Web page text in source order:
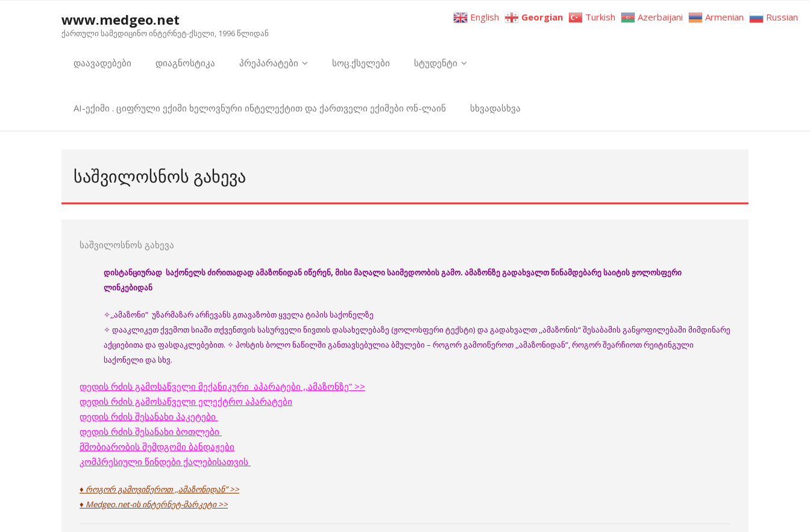
www.medgeo.net
ქართული სამედიცინო ინტერნეტ-ქსელი, 1996 წლიდან
დაავადებები დიაგნოსტიკა პრეპარატები სოც.ქსელები სტუდენტი
AI-ექიმი . ციფრული ექიმი ხელოვნური ინტელექტით და ქართველი ექიმები ონ-ლაინ სხვადასხვა
ᲡᲐᲨᲕᲘᲚᲝᲡᲜᲝᲡ ᲒᲐᲮᲔᲕᲐ
საშვილოსნოს გახევა
დისტანციურად საქონელს ძირითადად ამაზონიდან იწერენ, მისი მაღალი საიმედოობის გამო. ამაზონზე გადახვალთ წინამდებარე საიტის ჟოლოსფერი
ლინკებიდან
✧,,ამაზონი” უზარმაზარ არჩევანს გთავაზობთ ყველა ტიპის საქონელზე
✧ დააკლიკეთ ქვემოთ სიაში თქვენთვის სასურველი ნივთის დასახელებაზე (ჟოლოსფერი ტექსტი) და გადახვალთ ,,ამაზონის“ შესაბამის განყოფილებაში მიმდინარე
აქციებითა და ფასდაკლებებით. ✧ პოსტის ბოლო ნაწილში განთავსებულია ბმულები – როგორ გამოიწეროთ ,,ამაზონიდან”, როგორ შეარჩიოთ რეიტინგული
საქონელი და სხვ.
დედის რძის გამოსაწველი მექანიკური აპარატები ,,ამაზონზე” >>
დედის რძის გამოსაწველი ელექტრო აპარატები
დედის რძის შესანახი პაკეტები
დედის რძის შესანახი ბოთლები
მშობიარობის შემდგომი ბანდაჟები
კომპრესიული წინდები ქალებისათვის
♦ როგორ გამოვიწეროთ ,,ამაზონიდან” >>
♦ Medgeo.net-ის ინტერნეტ-მარკეტი >>
English Georgian Turkish Azerbaijani Armenian Russian